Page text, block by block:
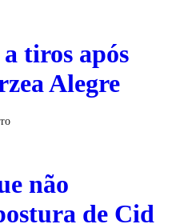
tiros após
Alegre
não
de Cid